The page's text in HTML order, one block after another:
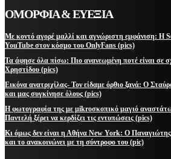
ΟΜΟΡΦΙΑ & ΕΥΕΞΙΑ
Με κοντό αγορέ μαλλί και αγνώριστη εμφάνιση: Η
YouTube στον κόσμο του OnlyFans (pics)
Τα άφησε όλα πίσω: Πιο ανανεωμένη ποτέ είναι σε
Χρηστίδου (pics)
Εικόνα ανατριχίλας- Τον είδαμε όρθιο ξανά: Ο
και μας συγκίνησε όλους (pics)
Η φωτογραφία της με μikroσκοπικό μαγιό
Παντελή ξέρει να κερδίζει τις εντυπώσεις (pics)
Κι όμως δεν είναι η Αθήνα New York: Ο Παναγιώτης
και το ανακοινώνει με τη σύντροφο του (pic)